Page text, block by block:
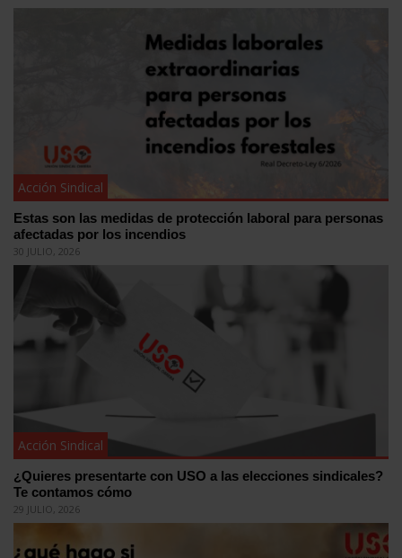
Acción Sindical
Estas son las medidas de protección laboral para personas
afectadas por los incendios
30 JULIO, 2026
Acción Sindical
¿Quieres presentarte con USO a las elecciones sindicales?
Te contamos cómo
29 JULIO, 2026